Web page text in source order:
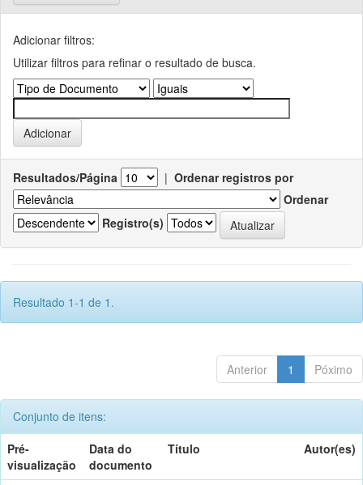
Adicionar filtros:
Utilizar filtros para refinar o resultado de busca.
Resultados/Página | Ordenar registros por
Ordenar
Registro(s)
Resultado 1-1 de 1.
Anterior 1 Póximo
Conjunto de itens:
Pré-
visualização
Data do
documento
Título Autor(es)